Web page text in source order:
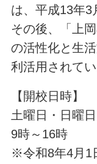
は、平成13年3
その後、「上
の活性化と生
利活用されてい
【開校日時】
土曜日・日曜
9時～16時
※令和8年4月1